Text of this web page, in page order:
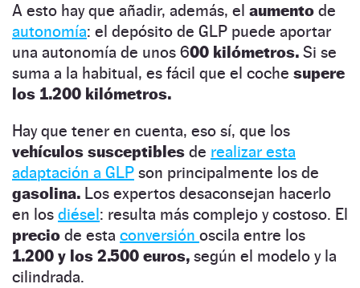
A esto hay que añadir, además, el aumento de
autonomía: el depósito de GLP puede aportar
una autonomía de unos 600 kilómetros. Si se
suma a la habitual, es fácil que el coche supere
los 1.200 kilómetros.
Hay que tener en cuenta, eso sí, que los
vehículos susceptibles de realizar esta
adaptación a GLP son principalmente los de
gasolina. Los expertos desaconsejan hacerlo
en los diésel: resulta más complejo y costoso. El
precio de esta conversión oscila entre los
1.200 y los 2.500 euros, según el modelo y la
cilindrada.